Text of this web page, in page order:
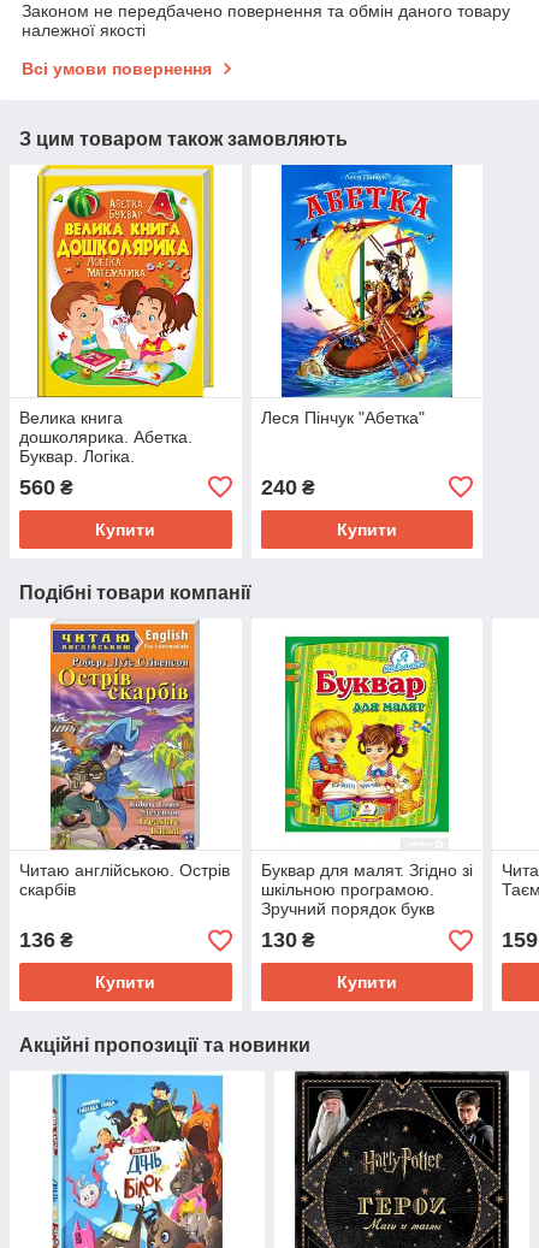
Законом не передбачено повернення та обмін даного товару
належної якості
Всі умови повернення
З цим товаром також замовляють
Велика книга
дошколярика. Абетка.
Буквар. Логіка.
Математика (подарункове
видання)
560 ₴
Купити
Леся Пінчук "Абетка"
240₴
Купити
Подібні товари компанії
Читаю англійською. Острів
скарбів
136 ₴
Купити
Буквар для малят. Згідно зі
шкільною програмою.
Зручний порядок букв
130₴
Купити
159
Акційні пропозиції та новинки